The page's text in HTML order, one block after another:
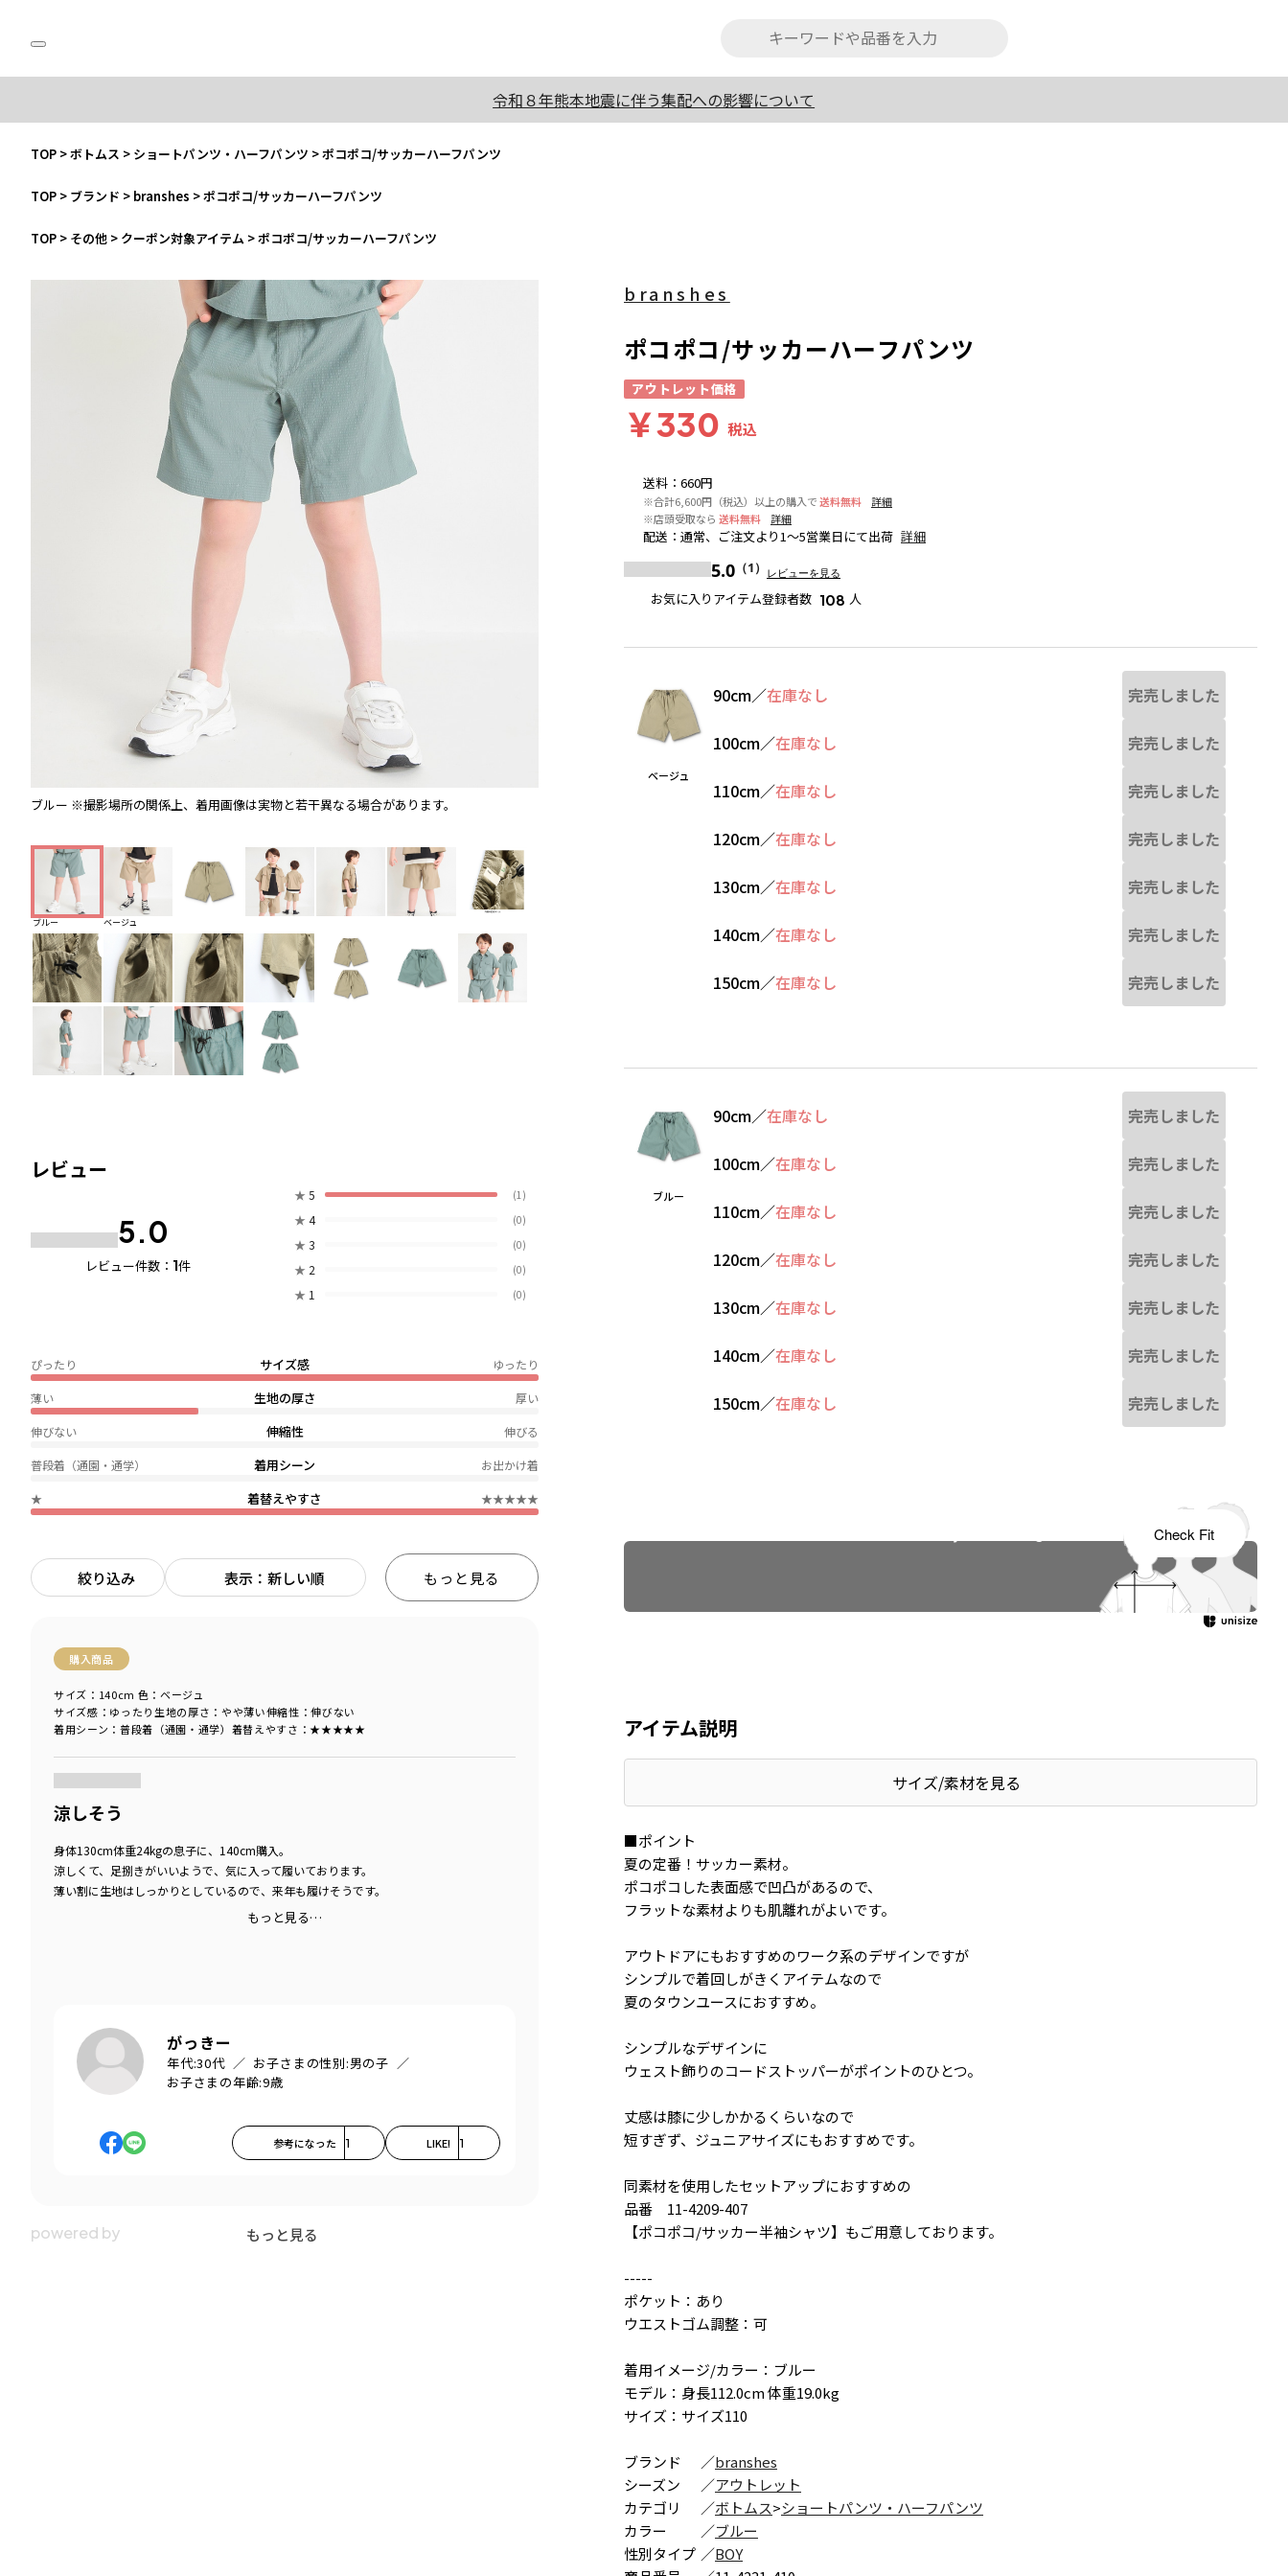
令和８年熊本地震に伴う集配への影響について
TOP >ボトムス > ショートパンツ・ハーフパンツ >ポコポコ/サッカーハーフパンツ
TOP > ブランド > branshes >ポコポコ/サッカーハーフパンツ
TOP > その他 > クーポン対象アイテム >ポコポコ/サッカーハーフパンツ
ブルー ※撮影場所の関係上、着用画像は実物と若干異なる場合があります。 ※撮影場所の関係上、着用画像は実物と若干異なる場合があります。
ブルー ベージュ
レビュー
5.0
レビュー件数： 1件
★ 5 (1)
★ 4 (0)
★ 3 (0)
★ 2 (0)
★ 1 (0)
サイズ感
ぴったり ゆったり
生地の厚さ
薄い 厚い
伸縮性
伸びない 伸びる
着用シーン
普段着（通園・通学） お出かけ着
着替えやすさ
★ ★★★★★
絞り込み 表示：新しい順 もっと見る
購入商品
サイズ感 ：ゆったり 生地の厚さ ：やや薄い伸縮性 ：伸びない
着用シーン ：普段着（通園・通学） 着替えやすさ ：★★★★★
サイズ：140cm 色：ベージュ
涼しそう
身体130cm体重24kgの息子に、140cm購入。
涼しくて、足捌きがいいようで、気に入って履いております。
薄い割に生地はしっかりとしているので、来年も履けそうです。
もっと見る…
がっきー
年代:30代 お子さまの性別:男の子
お子さまの年齢:9歳
参考になった 1 LIKE! 1
もっと見る
送料 ： 660円
※合計6,600円（税込）以上の購入で送料無料
詳細
※店頭受取なら 送料無料 詳細
配送 ： 通常、ご注文より1～5営業日にて出荷 詳細
5.0 （1） レビューを見る
お気に入りアイテム登録者数 108 人
branshes
ポコポコ/サッカーハーフパンツ
アウトレット価格
￥330 税込
ベージュ
90cm／在庫なし 完売しました
100cm／在庫なし 完売しました
110cm／在庫なし 完売しました
120cm／在庫なし 完売しました
130cm／在庫なし 完売しました
140cm／在庫なし 完売しました
150cm／在庫なし 完売しました
ブルー
90cm／在庫なし 完売しました
100cm／在庫なし 完売しました
110cm／在庫なし 完売しました
120cm／在庫なし 完売しました
130cm／在庫なし 完売しました
140cm／在庫なし 完売しました
150cm／在庫なし 完売しました
アイテム説明
サイズ/素材を見る
■ポイント
夏の定番！サッカー素材。
ポコポコした表面感で凹凸があるので、
フラットな素材よりも肌離れがよいです。
アウトドアにもおすすめのワーク系のデザインですが
シンプルで着回しがきくアイテムなので
夏のタウンユースにおすすめ。
シンプルなデザインに
ウェスト飾りのコードストッパーがポイントのひとつ。
丈感は膝に少しかかるくらいなので
短すぎず、ジュニアサイズにもおすすめです。
同素材を使用したセットアップにおすすめの
品番 11-4209-407
【ポコポコ/サッカー半袖シャツ】もご用意しております。
-----
ポケット：あり
ウエストゴム調整：可
着用イメージ/カラー：ブルー
モデル：身長112.0cm 体重19.0kg
サイズ：サイズ110
ブランド ／branshes
シーズン
／アウトレット
カテゴリ
／ボトムス>ショートパンツ・ハーフパンツ
カラー
／ブルー
性別タイプ ／BOY
Check Fit